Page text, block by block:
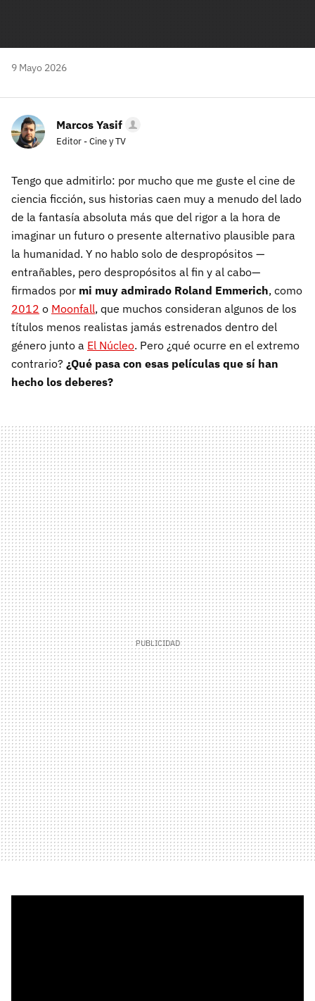
9 Mayo 2026
Marcos Yasif
Editor - Cine y TV
Tengo que admitirlo: por mucho que me guste el cine de
ciencia ficción, sus historias caen muy a menudo del lado
de la fantasía absoluta más que del rigor a la hora de
imaginar un futuro o presente alternativo plausible para
la humanidad. Y no hablo solo de despropósitos —
entrañables, pero despropósitos al fin y al cabo—
firmados por mi muy admirado Roland Emmerich, como
2012 o Moonfall, que muchos consideran algunos de los
títulos menos realistas jamás estrenados dentro del
género junto a El Núcleo. Pero ¿qué ocurre en el extremo
contrario? ¿Qué pasa con esas películas que sí han
hecho los deberes?